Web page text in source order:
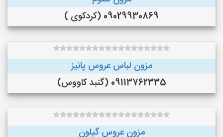
09029930869 (کردکوی )
مزون لباس عروس پانیز
09113762335 (گنبد کاووس)
مزون عروس گیلون